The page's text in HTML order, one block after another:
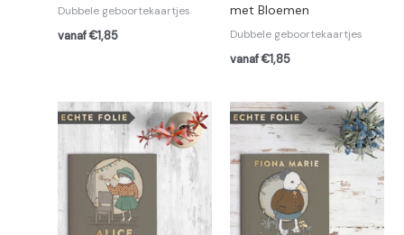
Dubbele geboortekaartjes
vanaf €1,85
met Bloemen
Dubbele geboortekaartjes
vanaf €1,85